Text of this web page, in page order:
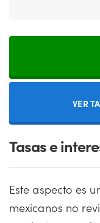
VER
Tasas e
Este aspecto es
mexicanos no